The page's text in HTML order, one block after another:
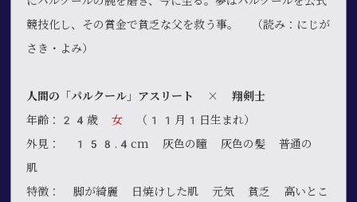
競技化し、その賞金で貧乏な父を救う事。 （読み：にじが
さき・よみ）
人間の「パルクール」アスリート × 翔剣士
年齢：24歳女
（11月1日生まれ）
外見： 158.4cm 灰色の瞳 灰色の髪 普通の
肌
特徴： 脚が綺麗 日焼けした肌 元気 貧乏 高いとこ